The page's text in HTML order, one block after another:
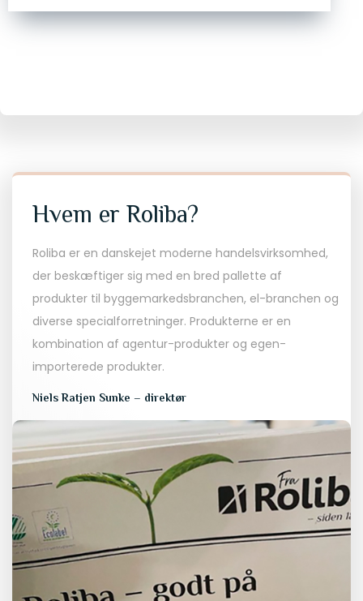
Hvem er Roliba?
Roliba er en danskejet moderne handelsvirksomhed,
der beskæftiger sig med en bred pallette af
produkter til byggemarkedsbranchen, el-branchen og
diverse specialforretninger. Produkterne er en
kombination af agentur-produkter og egen-
importerede produkter.
Niels Ratjen Sunke – direktør